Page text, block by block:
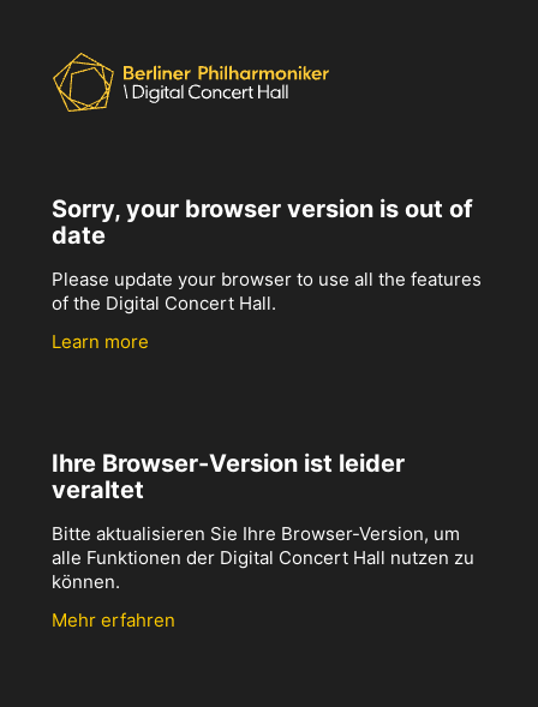
Sorry, your browser version is out of
date
Please update your browser to use all the features
of the Digital Concert Hall.
Learn more
Ihre Browser-Version ist leider
veraltet
Bitte aktualisieren Sie Ihre Browser-Version, um
alle Funktionen der Digital Concert Hall nutzen zu
können.
Mehr erfahren